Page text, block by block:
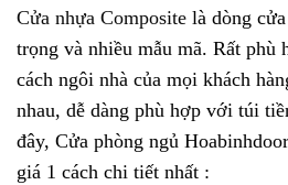
Cửa nhựa Composite là dòng
trọng và nhiều mẫu mã. Rất phù
cách ngôi nhà của mọi khách
nhau, dễ dàng phù hợp với túi
đây, Cửa phòng ngủ
giá 1 cách chi tiết nhất :